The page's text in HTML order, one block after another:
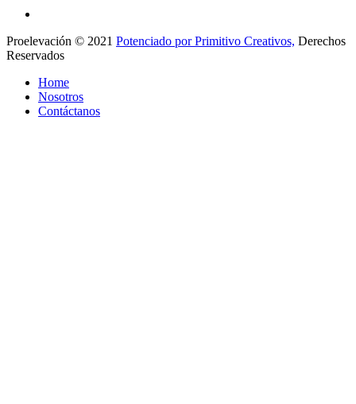
Proelevación © 2021 Potenciado por Primitivo Creativos, Derechos
Reservados
Home
Nosotros
Contáctanos